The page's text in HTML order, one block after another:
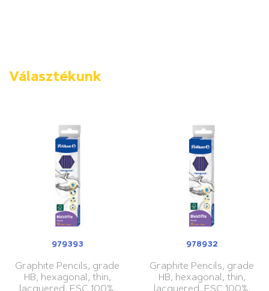
Választékunk
979393
Graphite Pencils, grade
HB, hexagonal, thin,
978932
Graphite Pencils, grade
HB, hexagonal, thin,